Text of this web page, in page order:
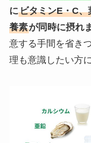
にビタミンE・C
養素が同時に摂れ
意する手間を省き
理も意識したい方